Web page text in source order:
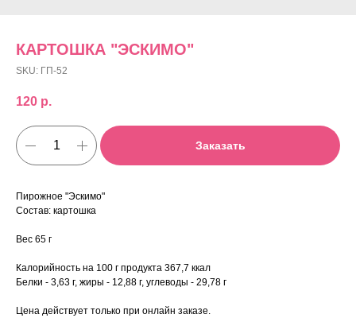
КАРТОШКА "ЭСКИМО"
SKU: ГП-52
120 р.
Заказать
Пирожное "Эскимо"
Состав: картошка
Вес 65 г
Калорийность на 100 г продукта 367,7 ккал
Белки - 3,63 г, жиры - 12,88 г, углеводы - 29,78 г
Цена действует только при онлайн заказе.